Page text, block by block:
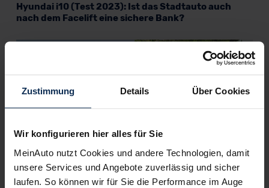
Zustimmung Details Über Cookies
Wir konfigurieren hier alles für Sie
MeinAuto nutzt Cookies und andere Technologien, damit
unsere Services und Angebote zuverlässig und sicher
laufen. So können wir für Sie die Performance im Auge
Hyundai i10 (Test 2023): Ist das Stadtauto auch
nach dem Facelift eine sichere Bank?
KI-generiert
Hyundai Santa Fe vs. Kia Sorento (Test 2023): Wilder
Westen oder Ferner Osten?